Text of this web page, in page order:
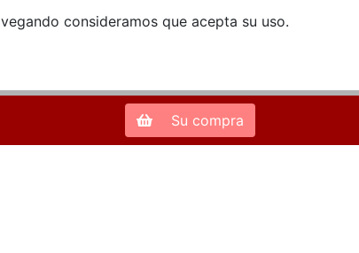
consideramos que acepta su uso.
Zona de Clientes
Su compra